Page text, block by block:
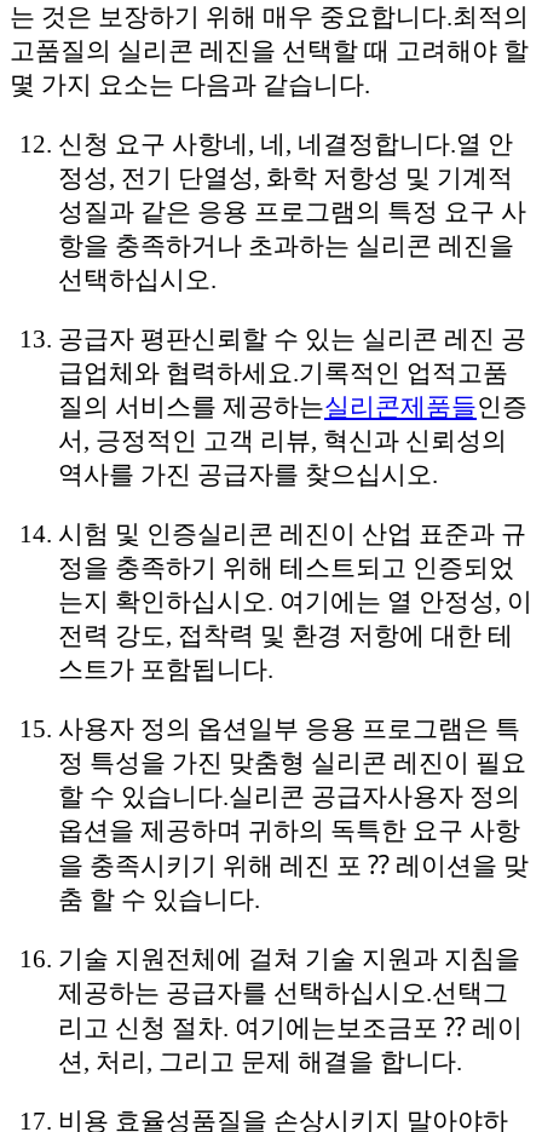
는 것은 보장하기 위해 매우 중요합니다.최적의
고품질의 실리콘 레진을 선택할 때 고려해야 할
몇 가지 요소는 다음과 같습니다.
신청 요구 사항네, 네, 네 결정합니다.열 안
정성, 전기 단열성, 화학 저항성 및 기계적
성질과 같은 응용 프로그램의 특정 요구 사
항을 충족하거나 초과하는 실리콘 레진을
선택하십시오.
공급자 평판신뢰할 수 있는 실리콘 레진 공
급업체와 협력하세요.기록적인 업적고품
질의 서비스를 제공하는실리콘제품들인증
서, 긍정적인 고객 리뷰, 혁신과 신뢰성의
역사를 가진 공급자를 찾으십시오.
시험 및 인증실리콘 레진이 산업 표준과 규
정을 충족하기 위해 테스트되고 인증되었
는지 확인하십시오. 여기에는 열 안정성, 이
전력 강도, 접착력 및 환경 저항에 대한 테
스트가 포함됩니다.
사용자 정의 옵션일부 응용 프로그램은 특
정 특성을 가진 맞춤형 실리콘 레진이 필요
할 수 있습니다.실리콘 공급자사용자 정의
옵션을 제공하며 귀하의 독특한 요구 사항
을 충족시키기 위해 레진 포 ⁇ 레이션을 맞
춤 할 수 있습니다.
기술 지원전체에 걸쳐 기술 지원과 지침을
제공하는 공급자를 선택하십시오.선택그
리고 신청 절차. 여기에는보조금포 ⁇ 레이
션, 처리, 그리고 문제 해결을 합니다.
비용 효율성품질을 손상시키지 말아야하